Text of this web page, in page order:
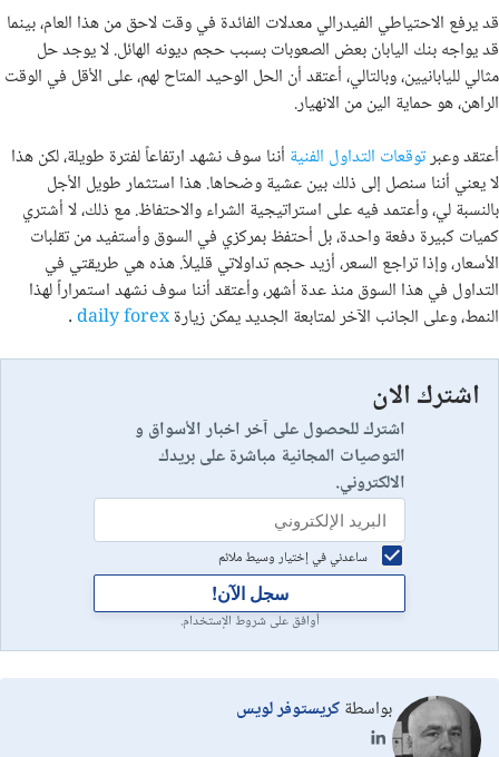
قد يرفع الاحتياطي الفيدرالي معدلات الفائدة في وقت لاحق من هذا العام، بينما
قد يواجه بنك اليابان بعض الصعوبات بسبب حجم ديونه الهائل. لا يوجد حل
مثالي لليابانيين، وبالتالي، أعتقد أن الحل الوحيد المتاح لهم، على الأقل في الوقت
الراهن، هو حماية الين من الانهيار.
أعتقد وعبرتوقعات التداول الفنية أننا سوف نشهد ارتفاعاً لفترة طويلة، لكن هذا
لا يعني أننا سنصل إلى ذلك بين عشية وضحاها. هذا استثمار طويل الأجل
بالنسبة لي، وأعتمد فيه على استراتيجية الشراء والاحتفاظ. مع ذلك، لا أشتري
كميات كبيرة دفعة واحدة، بل أحتفظ بمركزي في السوق وأستفيد من تقلبات
الأسعار، وإذا تراجع السعر، أزيد حجم تداولاتي قليلاً. هذه هي طريقتي في
التداول في هذا السوق منذ عدة أشهر، وأعتقد أننا سوف نشهد استمراراً لهذا
النمط، وعلى الجانب الآخر لمتابعة الجديد يمكن زيارةdaily forex
.
اشترك الان
اشترك للحصول على آخر اخبار الأسواق و
التوصيات المجانية مباشرة على بريدك
الالكتروني.
ساعدني في إختيار وسيط ملائم
سجل الآن!
أوافق على شروط الإستخدام.
بواسطةكريستوفر لويس